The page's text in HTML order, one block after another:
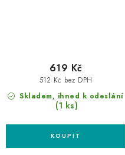
Skladem, ihned k odeslání
(1 ks)
512 Kč bez DPH
619 Kč